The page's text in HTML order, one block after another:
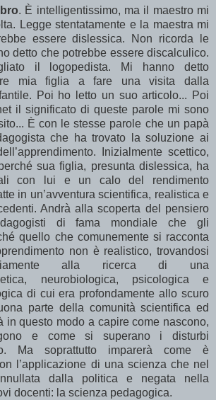
. È intelligentissimo, ma il maestro mi
Legge stentatamente e la maestra mi
essere dislessica. Non ricorda le
detto che potrebbe essere discalculico.
il logopedista. Mi hanno detto
mia figlia a fare una visita dalla
Poi ho letto un suo articolo... Poi
il significato di queste parole mi sono
È con le stesse parole che un papà
che ha trovato la soluzione ai
Inizialmente scettico,
sua figlia, presunta dislessica, ha
con lui e un calo del rendimento
in un’avventura scientifica, realistica e
Andrà alla scoperta del pensiero
di fama mondiale che gli
quello che comunemente si racconta
non è realistico, trovandosi
alla ricerca di una
neurobiologica, psicologica e
di cui era profondamente allo scuro
parte della comunità scientifica ed
in questo modo a capire come nascono,
e come si superano i disturbi
Ma soprattutto imparerà come è
l’applicazione di una scienza che nel
dalla politica e negata nella
docenti: la scienza pedagogica.